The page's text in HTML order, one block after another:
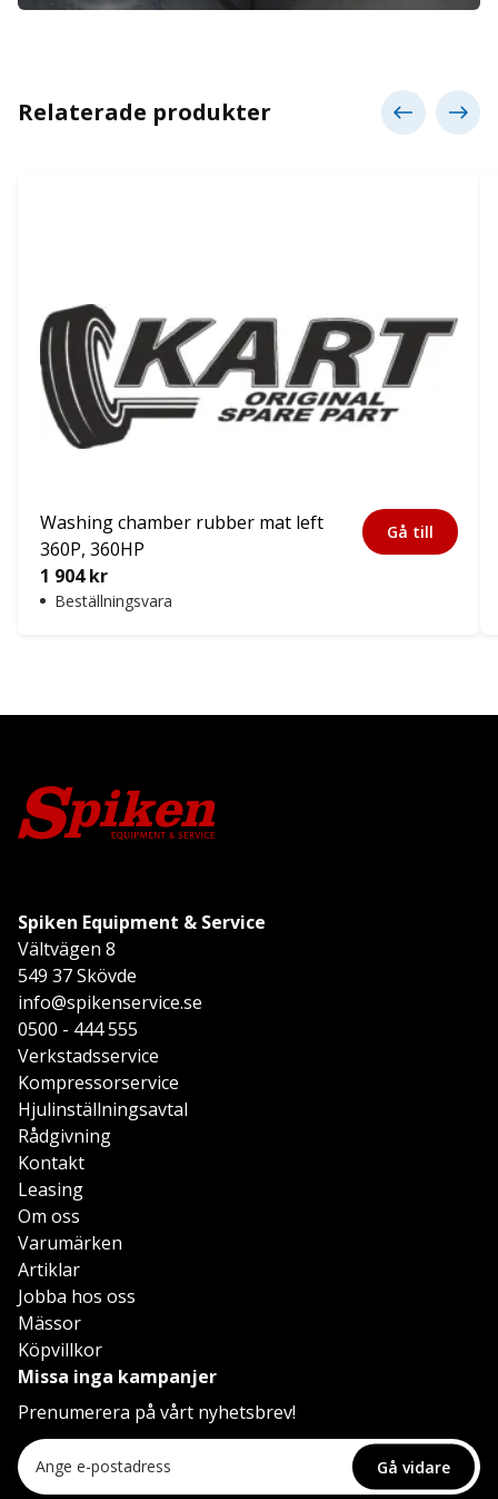
Relaterade produkter
Washing chamber rubber mat left
360P, 360HP
1 904kr
Beställningsvara
Gå till
Spiken Equipment & Service
Vältvägen 8
549 37 Skövde
info@spikenservice.se
0500 - 444 555
Verkstadsservice
Kompressorservice
Hjulinställningsavtal
Rådgivning
Kontakt
Leasing
Om oss
Varumärken
Artiklar
Jobba hos oss
Mässor
Köpvillkor
Missa inga kampanjer
Prenumerera på vårt nyhetsbrev!
Gå vidare